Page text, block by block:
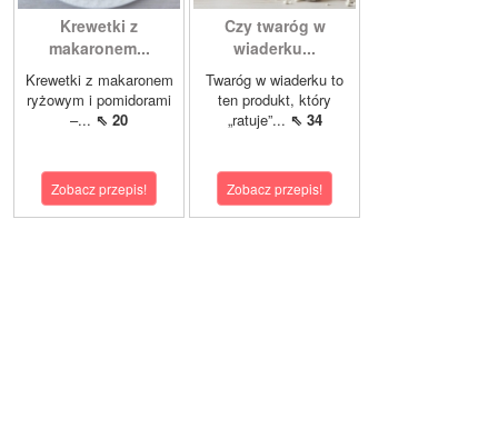
Krewetki z
makaronem...
Krewetki z makaronem
ryżowym i pomidorami
–... ⇖ 20
Zobacz przepis!
Czy twaróg w
wiaderku...
Twaróg w wiaderku to
ten produkt, który
„ratuje”... ⇖ 34
Zobacz przepis!